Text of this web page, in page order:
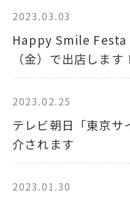
2023.03.03
Happy Smile Festa
（金）で出店します
2023.02.25
テレビ朝日「東京サ
介されます
2023.01.30